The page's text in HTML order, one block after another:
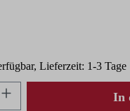
Lieferzeit: 1-3 Tage
Gib den In